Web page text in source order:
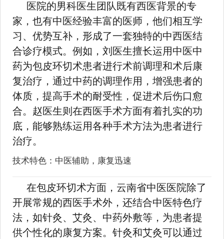
医院的男科医生团队既有西医背景的专
家，也有中医经验丰富的医师，他们相互学
习、优势互补，形成了一套独特的中西医结
合诊疗模式。例如，刘医生擅长运用中医中
药为包皮环切术患者进行术前调理和术后康
复治疗，通过中药的调理作用，增强患者的
体质，提高手术的耐受性，促进术后伤口愈
合。赵医生则在西医手术方面有着扎实的功
底，能够熟练运用各种手术方法为患者进行
治疗。
技术特色：中医辅助，康复迅速
在包皮环切术方面，云南省中医医院除了
开展常规的西医手术外，还结合中医特色疗
法，如针灸、艾灸、中药外敷等，为患者提
供个性化的康复方案。针灸和艾灸可以通过